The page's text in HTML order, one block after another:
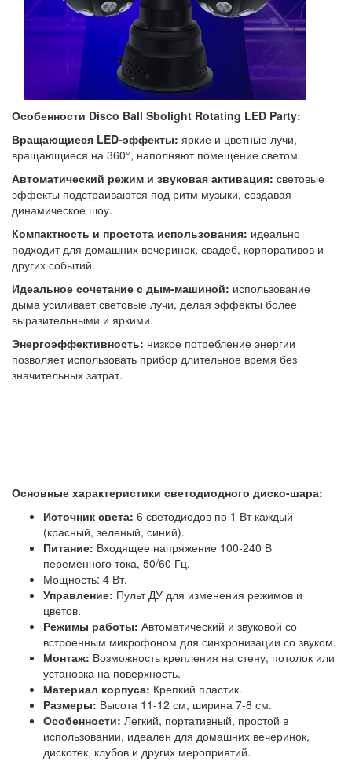
Особенности Disco Ball Sbolight Rotating LED Party:
Вращающиеся LED-эффекты: яркие и цветные лучи,
вращающиеся на 360°, наполняют помещение светом.
Автоматический режим и звуковая активация: световые
эффекты подстраиваются под ритм музыки, создавая
динамическое шоу.
Компактность и простота использования: идеально
подходит для домашних вечеринок, свадеб, корпоративов и
других событий.
Идеальное сочетание с дым-машиной: использование
дыма усиливает световые лучи, делая эффекты более
выразительными и яркими.
Энергоэффективность: низкое потребление энергии
позволяет использовать прибор длительное время без
значительных затрат.
Основные характеристики светодиодного диско-шара:
Источник света: 6 светодиодов по 1 Вт каждый
(красный, зеленый, синий).
Питание: Входящее напряжение 100-240 В
переменного тока, 50/60 Гц.
Мощность: 4 Вт.
Управление: Пульт ДУ для изменения режимов и
цветов.
Режимы работы: Автоматический и звуковой со
встроенным микрофоном для синхронизации со звуком.
Монтаж: Возможность крепления на стену, потолок или
установка на поверхность.
Материал корпуса: Крепкий пластик.
Размеры: Высота 11-12 см, ширина 7-8 см.
Особенности: Легкий, портативный, простой в
использовании, идеален для домашних вечеринок,
дискотек, клубов и других мероприятий.